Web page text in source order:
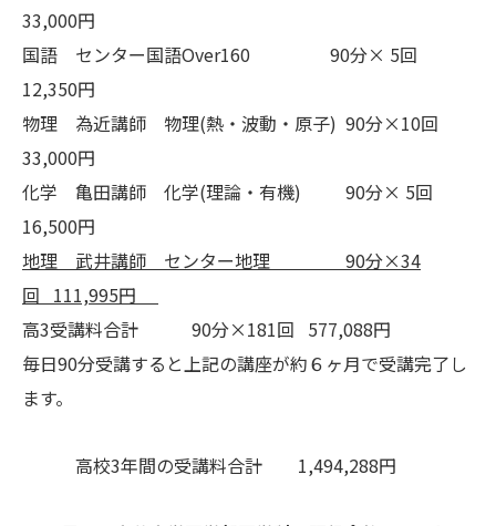
33,000円
国語 センター国語Over160 90分× 5回
12,350円
物理 為近講師 物理(熱・波動・原子) 90分×10回
33,000円
化学 亀田講師 化学(理論・有機) 90分× 5回
16,500円
地理 武井講師 センター地理 90分×34
回 111,995円
高3受講料合計 90分×181回 577,088円
毎日90分受講すると上記の講座が約６ヶ月で受講完了し
ます。
高校3年間の受講料合計 1,494,288円